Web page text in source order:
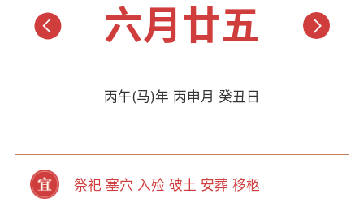
六月廿五
丙午(马)年 丙申月 癸丑日
祭祀 塞穴 入殓 破土 安葬 移柩